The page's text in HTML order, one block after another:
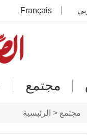
Français
مجتمع
مجتمع < الرئيسية